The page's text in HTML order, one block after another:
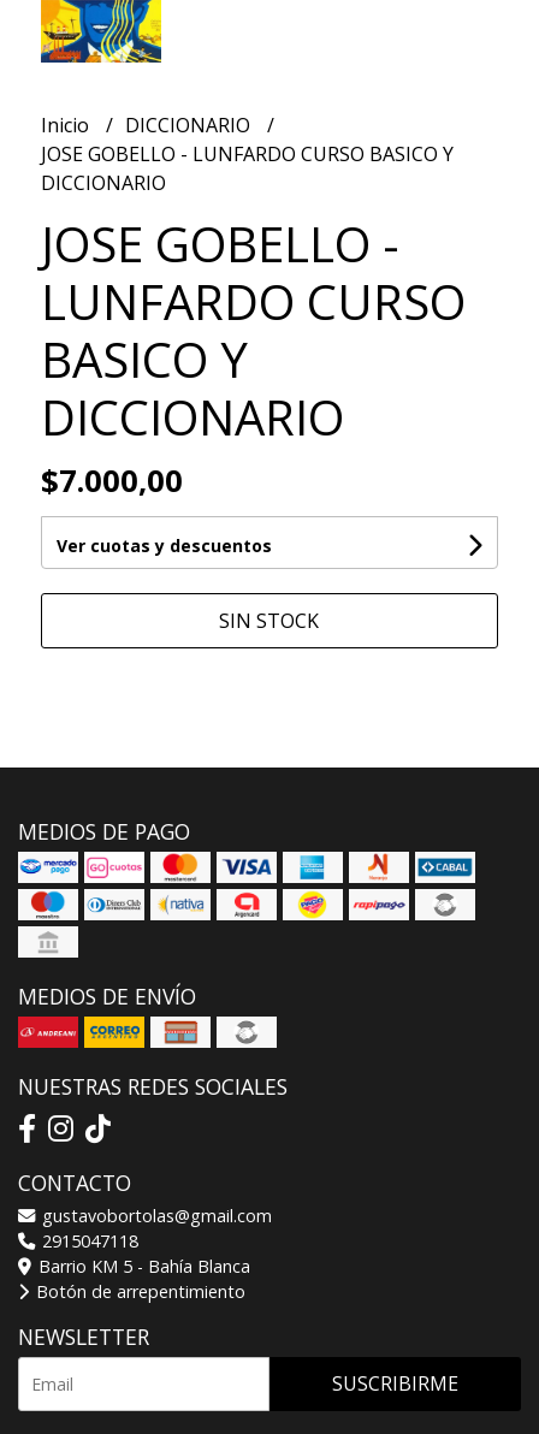
Inicio
DICCIONARIO
JOSE GOBELLO - LUNFARDO CURSO BASICO Y
DICCIONARIO
JOSE GOBELLO -
LUNFARDO CURSO
BASICO Y
DICCIONARIO
$7.000,00
Ver cuotas y descuentos
SIN STOCK
MEDIOS DE PAGO
MEDIOS DE ENVÍO
NUESTRAS REDES SOCIALES
CONTACTO
gustavobortolas@gmail.com
2915047118
Barrio KM 5 - Bahía Blanca
Botón de arrepentimiento
NEWSLETTER
SUSCRIBIRME